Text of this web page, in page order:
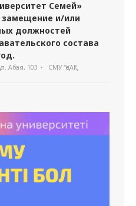
Семей»
замещение и/или
должностей
состава
Абая, 103 СМУ "ҚеАҚ"